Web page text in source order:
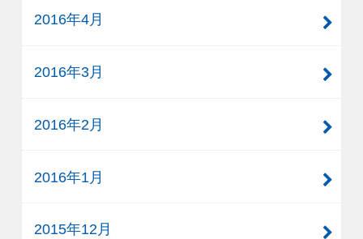
2016年4月
2016年3月
2016年2月
2016年1月
2015年12月